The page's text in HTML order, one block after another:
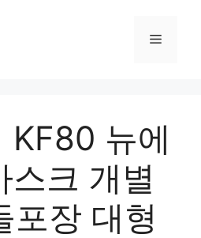
메
KF80 뉴에
스크 개별
포장 대형